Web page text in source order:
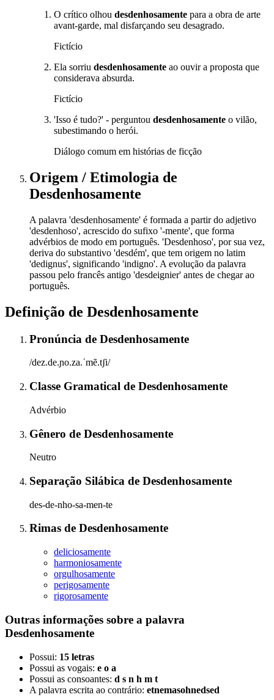
O crítico olhou desdenhosamente para a obra de arte
avant-garde, mal disfarçando seu desagrado.
Fictício
Ela sorriu desdenhosamente ao ouvir a proposta que
considerava absurda.
Fictício
'Isso é tudo?' - perguntou desdenhosamente o vilão,
subestimando o herói.
Diálogo comum em histórias de ficção
Origem / Etimologia de
Desdenhosamente
A palavra 'desdenhosamente' é formada a partir do adjetivo
'desdenhoso', acrescido do sufixo '-mente', que forma
advérbios de modo em português. 'Desdenhoso', por sua vez,
deriva do substantivo 'desdém', que tem origem no latim
'dedignus', significando 'indigno'. A evolução da palavra
passou pelo francês antigo 'desdeignier' antes de chegar ao
português.
Definição de Desdenhosamente
Pronúncia de Desdenhosamente
/dez.de.ɲo.za.ˈmẽ.tʃi/
Classe Gramatical de Desdenhosamente
Advérbio
Gênero de Desdenhosamente
Neutro
Separação Silábica de Desdenhosamente
des-de-nho-sa-men-te
Rimas de Desdenhosamente
deliciosamente
harmoniosamente
orgulhosamente
perigosamente
rigorosamente
Outras informações sobre a palavra
Desdenhosamente
Possui: 15 letras
Possui as vogais: e o a
Possui as consoantes: d s n h m t
A palavra escrita ao contrário: etnemasohnedsed